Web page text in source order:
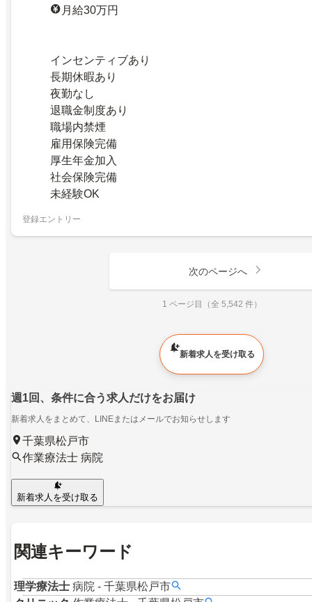
月給30万円
インセンティブあり
長期休暇あり
夜勤なし
退職金制度あり
職場内禁煙
雇用保険完備
厚生年金加入
社会保険完備
未経験OK
登録エントリー
次のページへ
1 ページ目（全 5,542 件）
新着求人を受け取る
週1回、条件に合う求人だけをお届け
新着求人をまとめて、LINEまたはメールでお知らせします
千葉県松戸市
作業療法士 病院
新着求人を受け取る
関連キーワード
理学療法士 病院 - 千葉県松戸市